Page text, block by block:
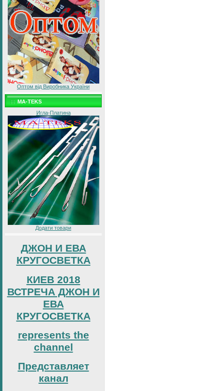
Оптом від Виробника України
MA-TEKS
Игла-Платина
Додати товари
ДЖОН И ЕВА
КРУГОСВЕТКА
КИЕВ 2018
ВСТРЕЧА ДЖОН И
ЕВА
КРУГОСВЕТКА
represents the
channel
Представляет
канал